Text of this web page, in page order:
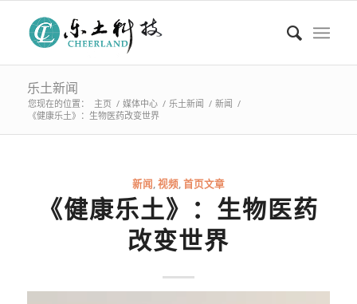
乐土新闻
您现在的位置： 主页 / 媒体中心 / 乐土新闻 / 新闻 /
《健康乐土》：生物医药改变世界
新闻,视频,首页文章
《健康乐土》：生物医药
改变世界